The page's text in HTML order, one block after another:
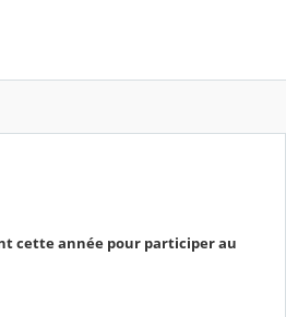
cette année pour participer au